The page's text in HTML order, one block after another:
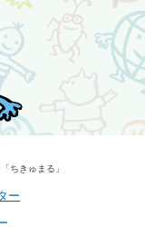
「ちきゅまる」